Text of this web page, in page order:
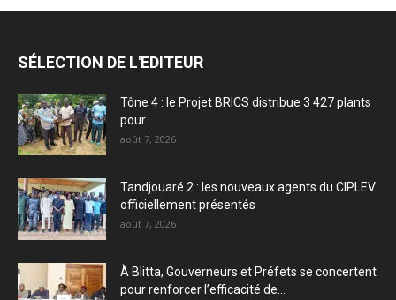
SÉLECTION DE L'EDITEUR
Tône 4 : le Projet BRICS distribue 3 427 plants
pour...
août 7, 2026
Tandjouaré 2 : les nouveaux agents du CIPLEV
officiellement présentés
août 7, 2026
À Blitta, Gouverneurs et Préfets se concertent
pour renforcer l’efficacité de...